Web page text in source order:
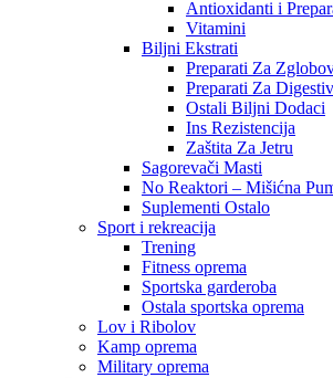
Antioxidanti i
Vitamini
Biljni Ekstrati
Preparati Za
Preparati Za
Ostali Biljni Dodaci
Ins Rezistencija
Zaštita Za Jetru
Sagorevači Masti
No Reaktori – Mišićna
Suplementi Ostalo
Sport i rekreacija
Trening
Fitness oprema
Sportska garderoba
Ostala sportska oprema
Lov i Ribolov
Kamp oprema
Military oprema